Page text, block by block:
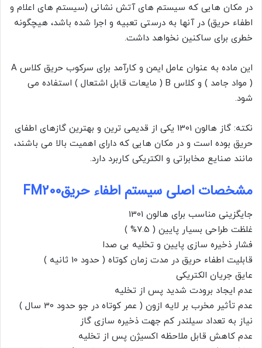
در مکان هایی که سیستم های آتش نشانی (سیستم های اعلام و
اطفاء حریق) در آنها به درستی تعبیه و اجرا شده باشد، هیچگونه
خطری برای ساکنین نخواهد داشت.
این ماده به عنوان عامل ایمن و کارآمد برای سرکوب حریق کلاس A
( مواد جامد ) و کلاس B ( مایعات قابل اشتعال ) استفاده می
شود.
نکته: گاز هالون 1301 یکی از قدیمی ترین و بهترین گازهای اطفای
حریق بوده است و در مکان هایی که دارای اهمیت بالا می باشند،
مانند صنایع مخابراتی و الکتریکی کاربرد دارد.
مشخصات اصلی سیستم اطفاء حریقFM200
جایگزینی مناسب برای هالون 1301
غلظت طراحی بسیار پایین ( 7.5% )
فشار ذخیره سازی پایین و تخلیه بی صدا
قابلیت اطفاء حریق در مدت زمان کوتاه ( حدود 10 ثانیه )
عایق جریان الکتریکی
عدم ایجاد برودت شدید پس از تخلیه
عدم تأثیر مخرب بر لایه ازون ( عمر کوتاه در جو حدود 30 سال )
نیاز به تعداد سیلندر کم جهت ذخیره سازی گاز
عدم کاهش قابل ملاحظه اکسیژن پس از تخلیه